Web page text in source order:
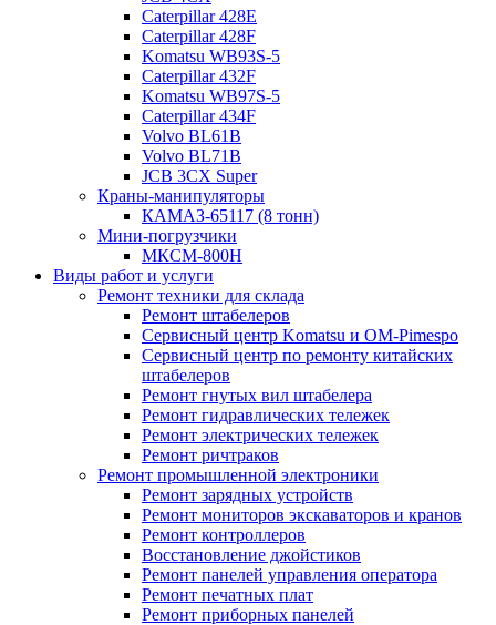
Caterpillar 428E
Caterpillar 428F
Komatsu WB93S-5
Caterpillar 432F
Komatsu WB97S-5
Caterpillar 434F
Volvo BL61B
Volvo BL71B
JCB 3CX Super
Краны-манипуляторы
КАМАЗ-65117 (8 тонн)
Мини-погрузчики
МКСМ-800H
Виды работ и услуги
Ремонт техники для склада
Ремонт штабелеров
Сервисный центр Komatsu и OM-Pimespo
Сервисный центр по ремонту китайских
штабелеров
Ремонт гнутых вил штабелера
Ремонт гидравлических тележек
Ремонт электрических тележек
Ремонт ричтраков
Ремонт промышленной электроники
Ремонт зарядных устройств
Ремонт мониторов экскаваторов и кранов
Ремонт контроллеров
Восстановление джойстиков
Ремонт панелей управления оператора
Ремонт печатных плат
Ремонт приборных панелей